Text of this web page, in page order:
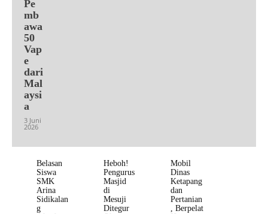
Pe
mb
awa
50
Vap
e
dari
Mal
aysi
a
3 Juni
2026
Belasan
Siswa
SMK
Arina
Sidikalan
g
Heboh!
Pengurus
Masjid
di
Mesuji
Ditegur
Mobil
Dinas
Ketapang
dan
Pertanian
, Berpelat